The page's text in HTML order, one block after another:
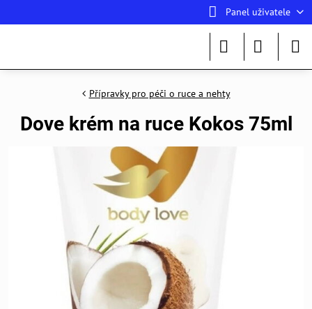
Panel uživatele
Přípravky pro péči o ruce a nehty
Dove krém na ruce Kokos 75ml